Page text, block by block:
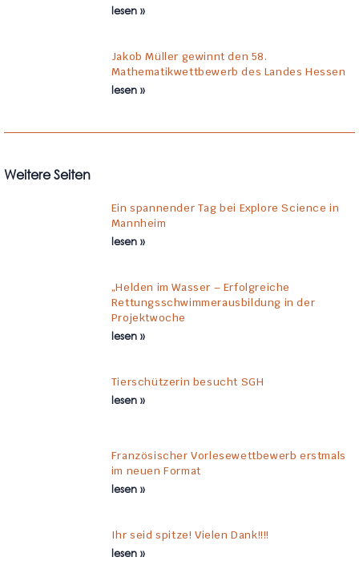
lesen »
Jakob Müller gewinnt den 58.
Mathematikwettbewerb des Landes Hessen
lesen »
Weitere Seiten
Ein spannender Tag bei Explore Science in
Mannheim
lesen »
„Helden im Wasser – Erfolgreiche
Rettungsschwimmerausbildung in der
Projektwoche
lesen »
Tierschützerin besucht SGH
lesen »
Französischer Vorlesewettbewerb erstmals
im neuen Format
lesen »
Ihr seid spitze! Vielen Dank!!!!
lesen »